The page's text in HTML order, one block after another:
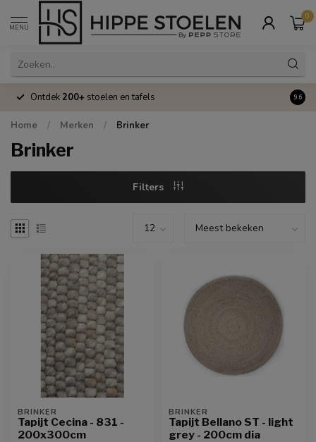
MENU
0
Ontdek200+ stoelen en tafels 9.6
Home / Merken / Brinker
Brinker
Filters
BRINKER
Tapijt Cecina - 831 -
200x300cm
BRINKER
Tapijt Bellano ST - light
grey - 200cm dia